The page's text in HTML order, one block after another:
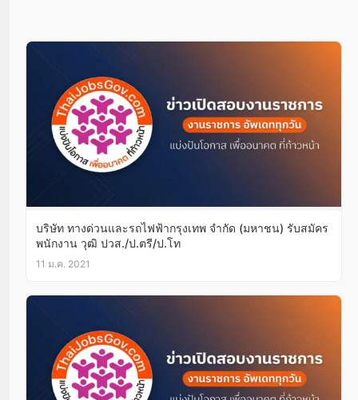
บริษัท ทางด่วนและรถไฟฟ้ากรุงเทพ จำกัด (มหาชน) รับสมัคร
พนักงาน วุฒิ ปวส./ป.ตรี/ป.โท
11 ม.ค. 2021